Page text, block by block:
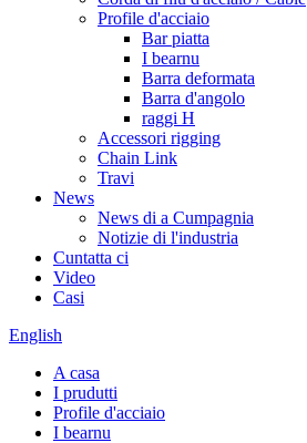
Profile d'acciaio
Bar piatta
I bearnu
Barra deformata
Barra d'angolo
raggi H
Accessori rigging
Chain Link
Travi
News
News di a Cumpagnia
Notizie di l'industria
Cuntatta ci
Video
Casi
English
A casa
I prudutti
Profile d'acciaio
I bearnu